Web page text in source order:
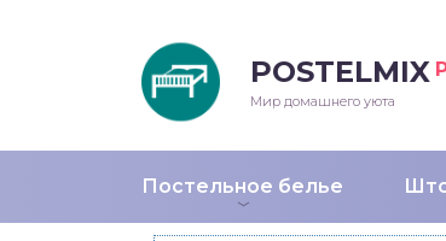
POSTELMIX
Мир домашнего уюта
Постельное белье